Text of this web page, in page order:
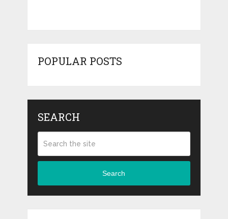
POPULAR POSTS
SEARCH
Search